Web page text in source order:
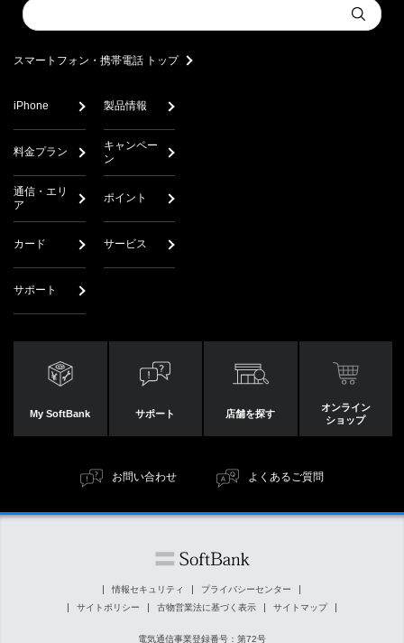
Conduct
a
Submit
スマートフォン・携帯電話 トップ
iPhone 製品情報
料金プラン
キャンペー
ン
通信・エリ
ア
ポイント
カード サービス
サポート
My SoftBank サポート 店舗を探す
オンライン
ショップ
お問い合わせ よくあるご質問
情報セキュリティ
プライバシーセンター
サイトポリシー
古物営業法に基づく表示 サイトマップ
電気通信事業登録番号：第72号